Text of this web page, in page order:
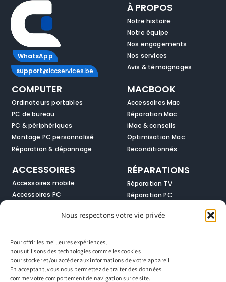
Nous respectons votre vie privée
Pour offrir les meilleures expériences,
nous utilisons des technologies comme les cookies
pour stocker et/ou accéder aux informations de votre appareil.
En acceptant, vous nous permettez de traiter des données
comme votre comportement de navigation sur ce site.
Blog
Contact
WhatsApp
support@iccservices.be
COMPUTER
Ordinateurs portables
PC de bureau
PC & périphériques
Montage PC personnalisé
Réparation & dépannage
ACCESSOIRES
Accessoires mobile
Accessoires PC
Solutions réseau
MACBOOK
Accessoires Mac
Réparation Mac
iMac & conseils
Optimisation Mac
Reconditionnés
RÉPARATIONS
Réparation TV
Réparation PC
Réparation Macbook
SERVICES
Support & entretien
Service de nettoyage
SMARTPHONES
Smartphones neufs
Réparation mobile
À PROPOS
Notre histoire
Notre équipe
Nos engagements
Nos services
Avis & témoignages